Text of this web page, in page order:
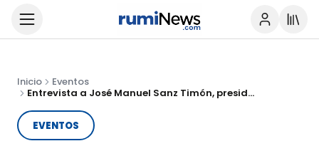
Inicio
Eventos
Entrevista a José Manuel Sanz Timón, presidente de UNIPROCA
EVENTOS